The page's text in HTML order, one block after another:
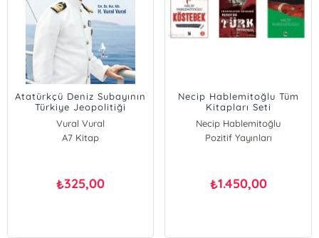
Atatürkçü Deniz Subayının
Türkiye Jeopolitiği
Hakkındaki Görüşleri ve
Ergenekon Davası’ndaki
Savunması
Vural Vural
A7 Kitap
₺325,00
Necip Hablemitoğlu Tüm
Kitapları Seti
Necip Hablemitoğlu
Pozitif Yayınları
₺1.450,00